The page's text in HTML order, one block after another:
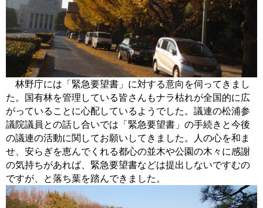
林野庁には「緊急要望書」に対する意向を伺ってきまし
た。国有林を管理している皆さんもナラ枯れが全国的に広
がっていることに心配しているようでした。議連の松浦参
議院議員との話し合いでは「緊急要望書」の手続きと今後
の議連の活動に関してお願いしてきました。人の心を和ま
せ、安らぎを恵んでくれる都心の並木や公園の木々に感謝
の気持ちがあれば、緊急要望書などは提出しないですむの
ですが、と落ち葉を踏んできました。